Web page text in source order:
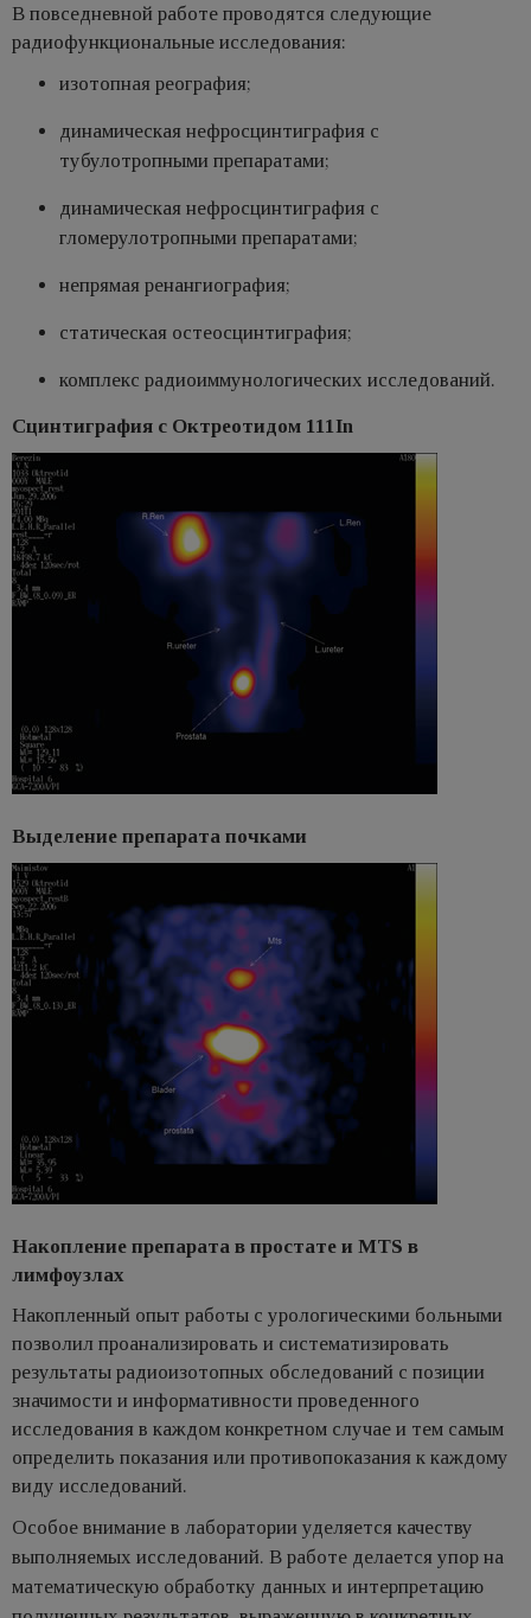
В повседневной работе проводятся следующие
радиофункциональные исследования:
изотопная реография;
динамическая нефросцинтиграфия с
тубулотропными препаратами;
динамическая нефросцинтиграфия с
гломерулотропными препаратами;
непрямая ренангиография;
статическая остеосцинтиграфия;
комплекс радиоиммунологических исследований.
Сцинтиграфия с Октреотидом 111In
Выделение препарата почками
Накопление препарата в простате и MTS в
лимфоузлах
Накопленный опыт работы с урологическими больными
позволил проанализировать и систематизировать
результаты радиоизотопных обследований с позиции
значимости и информативности проведенного
исследования в каждом конкретном случае и тем самым
определить показания или противопоказания к каждому
виду исследований.
Особое внимание в лаборатории уделяется качеству
выполняемых исследований. В работе делается упор на
математическую обработку данных и интерпретацию